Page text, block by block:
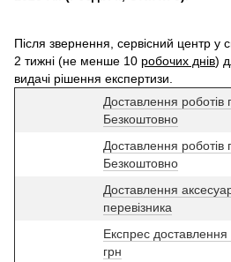
Після звернення, сервісний центр у
2 тижні (не менше 10 робочих днів)
видачі рішення експертизи.
Доставлення роботів
Безкоштовно
Доставлення роботів
Безкоштовно
Доставлення
перевізника
Експрес
грн